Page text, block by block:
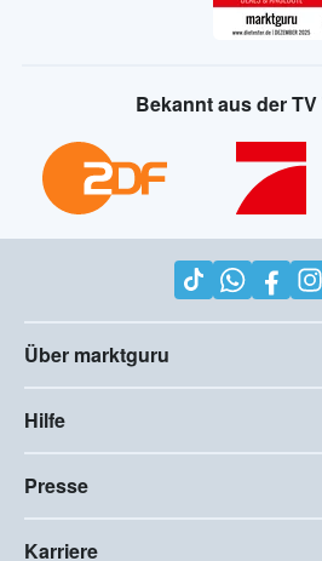
Bekannt aus der
Über marktguru
Hilfe
Presse
Karriere